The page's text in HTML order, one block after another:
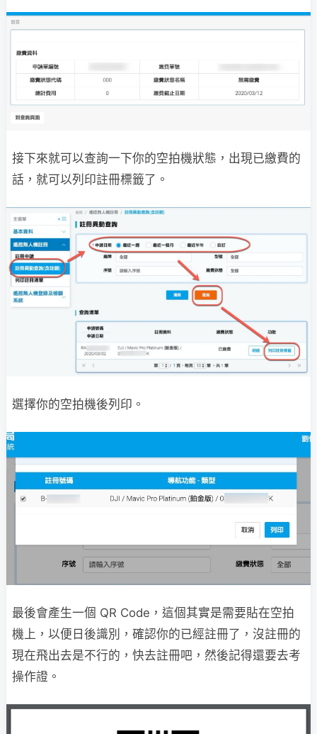
接下來就可以查詢一下你的空拍機狀態，出現已繳費的
話，就可以列印註冊標籤了。
選擇你的空拍機後列印。
最後會產生一個 QR Code，這個其實是需要貼在空拍
機上，以便日後識別，確認你的已經註冊了，沒註冊的
現在飛出去是不行的，快去註冊吧，然後記得還要去考
操作證。